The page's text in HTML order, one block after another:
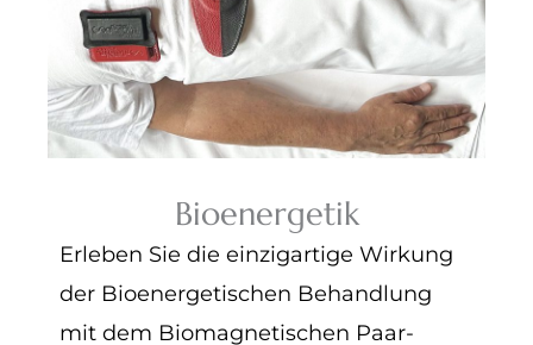
Bioenergetik
Erleben Sie die einzigartige Wirkung
der Bioenergetischen Behandlung
mit dem Biomagnetischen Paar-